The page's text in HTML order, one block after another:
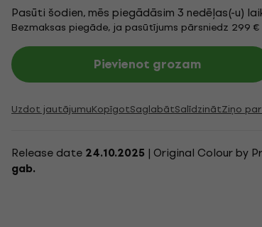
Pasūti šodien, mēs piegādāsim 3 nedēļas(-u)
Bezmaksas piegāde, ja pasūtījums pārsniedz 299 €
Pievienot grozam
Uzdot jautājumuKopīgotSaglabātSalīdzinātZiņo
Release date 24.10.2025 | Original Colour by
gab.